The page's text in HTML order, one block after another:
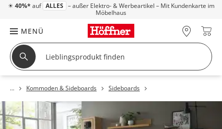
☀ 40%* auf ALLES – außer Elektro- & Werbeartikel – Mit Kundenkarte im
Möbelhaus
MENÜ
Kommoden & Sideboards Sideboards